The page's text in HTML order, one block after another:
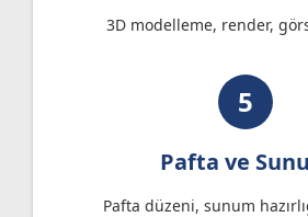
3D modelleme, render,
5
Pafta ve
Pafta düzeni, sunum